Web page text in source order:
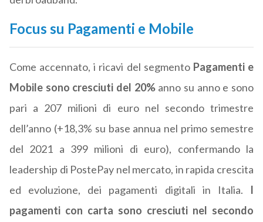
Focus su Pagamenti e Mobile
Come accennato, i ricavi del segmento Pagamenti e
Mobile sono cresciuti del 20%anno su anno e sono
pari a 207 milioni di euro nel secondo trimestre
dell’anno (+18,3% su base annua nel primo semestre
del 2021 a 399 milioni di euro), confermando la
leadership di PostePay nel mercato, in rapida crescita
ed evoluzione, dei pagamenti digitali in Italia. I
pagamenti con carta sono cresciuti nel secondo